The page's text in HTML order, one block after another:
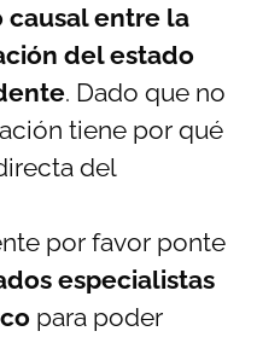
causal entre la
del estado
. Dado que no
tiene por qué
del
por favor ponte
especialistas
para poder